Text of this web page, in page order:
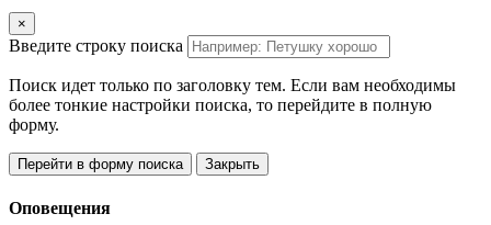
×
Введите строку поиска
Поиск идет только по заголовку тем. Если вам необходимы
более тонкие настройки поиска, то перейдите в полную
форму.
Перейти в форму поиска Закрыть
Оповещения